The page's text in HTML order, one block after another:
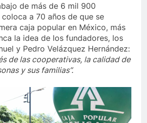
de más de 6 mil 900
a 70 años de que se
caja popular en México, más
la idea de los fundadores, los
y Pedro Velázquez Hernández:
de las cooperativas, la calidad de
y sus familias”.